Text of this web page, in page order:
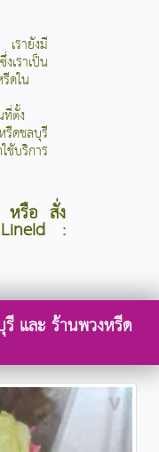
รายังมี
ราเป็น
ดใน
ตั้ง
ดชลบุรี
บริการ
หรือ สั่ง
:
และ ร้านพวงหรีด